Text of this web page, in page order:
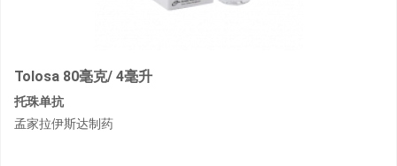
Tolosa 80毫克/ 4毫升
托珠单抗
孟家拉伊斯达制药